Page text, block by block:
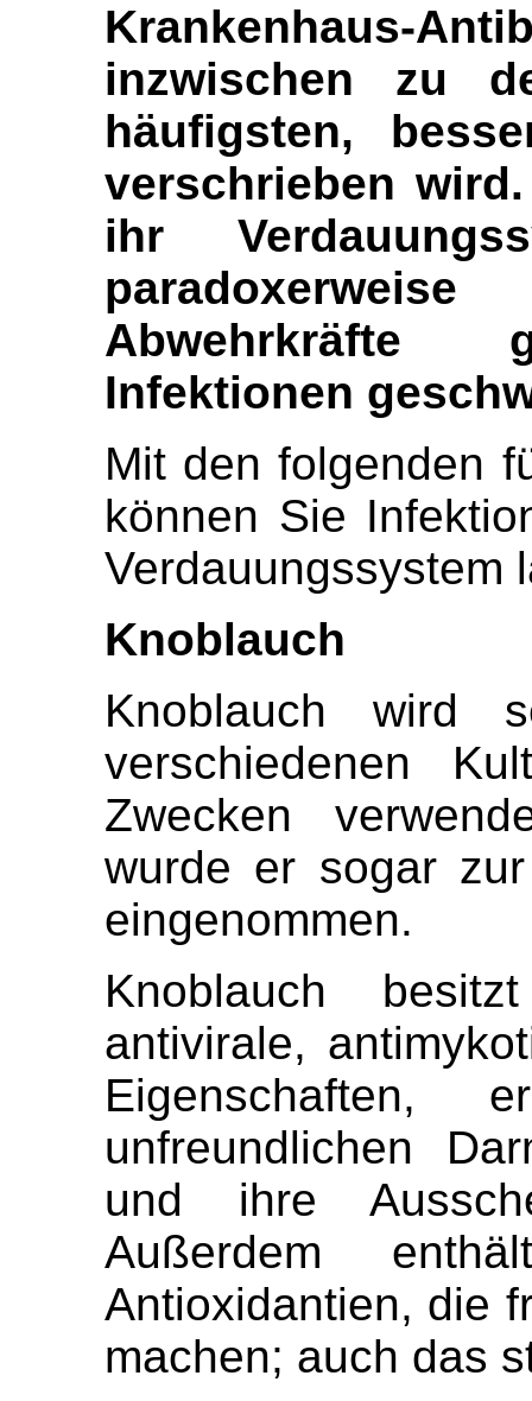
Krankenhaus-
inzwischen zu
häufigsten,
verschrieben
ihr
Abwehrkräfte
Infektionen
Mit den folgenden
können Sie
Verdauungssystem
Knoblauch
Knoblauch wird
verschiedenen
Zwecken
wurde er sogar
eingenommen.
Knoblauch
antivirale,
unfreundlichen
und ihre
Außerdem
Antioxidantien, die
machen; auch das